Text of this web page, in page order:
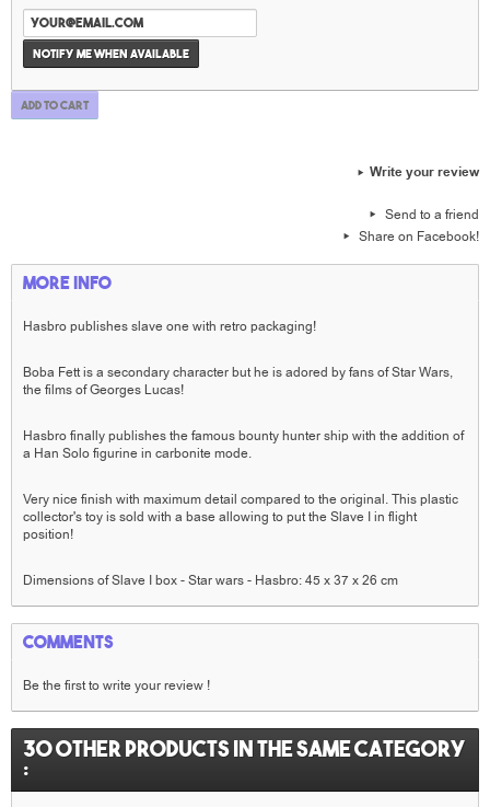
Notify me when available
Add to cart
Write your review
Send to a friend
Share on Facebook!
More info
Hasbro publishes slave one with retro packaging!
Boba Fett is a secondary character but he is adored by fans of Star Wars,
the films of Georges Lucas!
Hasbro finally publishes the famous bounty hunter ship with the addition of
a Han Solo figurine in carbonite mode.
Very nice finish with maximum detail compared to the original. This plastic
collector's toy is sold with a base allowing to put the Slave I in flight
position!
Dimensions of Slave I box - Star wars - Hasbro: 45 x 37 x 26 cm
Comments
Be the first to write your review !
30 other products in the same category
: